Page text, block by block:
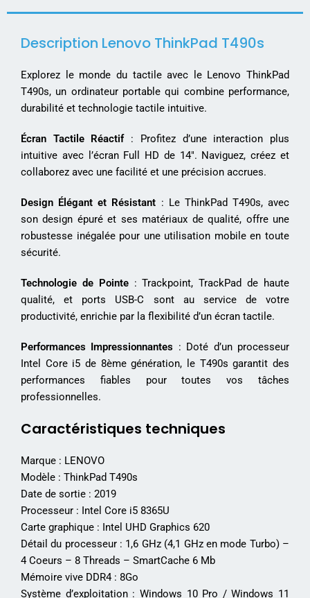
Description Lenovo ThinkPad T490s
Explorez le monde du tactile avec le Lenovo ThinkPad
T490s, un ordinateur portable qui combine performance,
durabilité et technologie tactile intuitive.
Écran Tactile Réactif: Profitez d’une interaction plus
intuitive avec l’écran Full HD de 14″. Naviguez, créez et
collaborez avec une facilité et une précision accrues.
Design Élégant et Résistant : Le ThinkPad T490s, avec
son design épuré et ses matériaux de qualité, offre une
robustesse inégalée pour une utilisation mobile en toute
sécurité.
Technologie de Pointe: Trackpoint, TrackPad de haute
qualité, et ports USB-C sont au service de votre
productivité, enrichie par la flexibilité d’un écran tactile.
Performances Impressionnantes : Doté d’un processeur
Intel Core i5 de 8ème génération, le T490s garantit des
performances fiables pour toutes vos tâches
professionnelles.
Caractéristiques techniques
Marque : LENOVO
Modèle : ThinkPad T490s
Date de sortie : 2019
Processeur : Intel Core i5 8365U
Carte graphique : Intel UHD Graphics 620
Détail du processeur : 1,6 GHz (4,1 GHz en mode Turbo) –
4 Coeurs – 8 Threads – SmartCache 6 Mb
Mémoire vive DDR4 : 8Go
Système d’exploitation : Windows 10 Pro / Windows 11